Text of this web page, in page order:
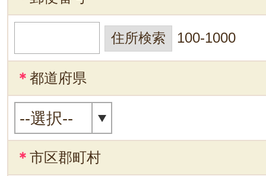
100-1000
＊ 都道府県
＊ 市区郡町村